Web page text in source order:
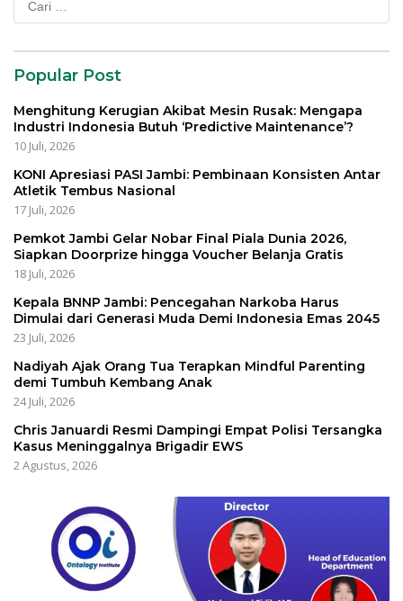
untuk:
Popular Post
Menghitung Kerugian Akibat Mesin Rusak: Mengapa
Industri Indonesia Butuh ‘Predictive Maintenance’?
10 Juli, 2026
KONI Apresiasi PASI Jambi: Pembinaan Konsisten Antar
Atletik Tembus Nasional
17 Juli, 2026
Pemkot Jambi Gelar Nobar Final Piala Dunia 2026,
Siapkan Doorprize hingga Voucher Belanja Gratis
18 Juli, 2026
Kepala BNNP Jambi: Pencegahan Narkoba Harus
Dimulai dari Generasi Muda Demi Indonesia Emas 2045
23 Juli, 2026
Nadiyah Ajak Orang Tua Terapkan Mindful Parenting
demi Tumbuh Kembang Anak
24 Juli, 2026
Chris Januardi Resmi Dampingi Empat Polisi Tersangka
Kasus Meninggalnya Brigadir EWS
2 Agustus, 2026